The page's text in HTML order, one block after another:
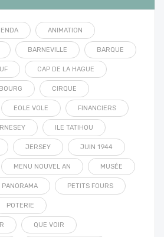
ANIMATION
BARNEVILLE BARQUE
CAP DE LA HAGUE
CIRQUE
EOLE VOLE FINANCIERS
ILE TATIHOU
JERSEY JUIN 1944
MENU NOUVEL AN MUSÉE
PANORAMA PETITS FOURS
POTERIE
QUE VOIR